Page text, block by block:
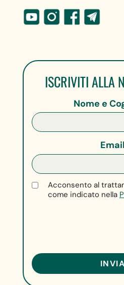
ISCRIVITI ALLA
Nome e
Email
Acconsento al
come indicato nella